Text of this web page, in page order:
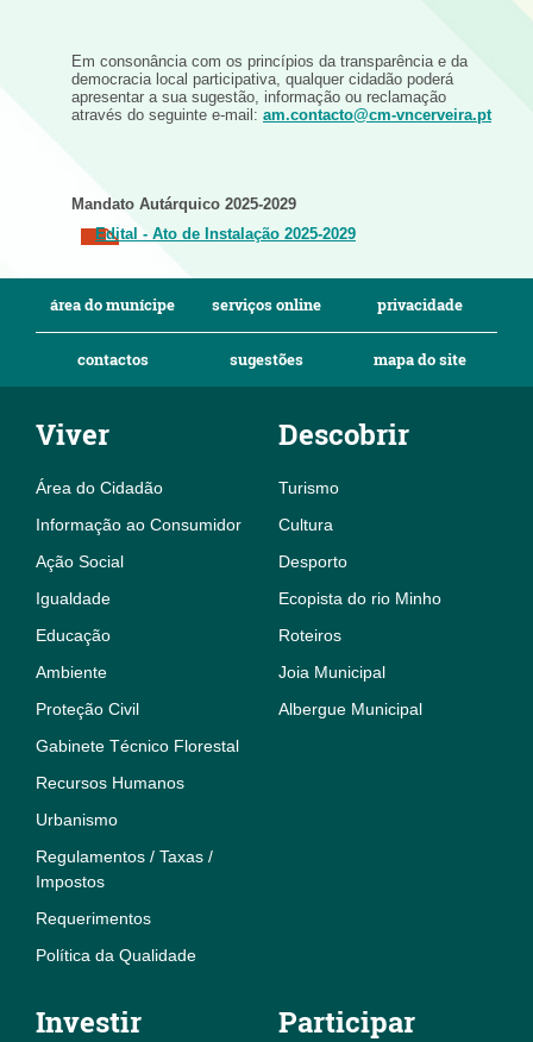
Em consonância com os princípios da transparência e da
democracia local participativa, qualquer cidadão poderá
apresentar a sua sugestão, informação ou reclamação
através do seguinte e-mail: am.contacto@cm-vncerveira.pt
Mandato Autárquico 2025-2029
Edital - Ato de Instalação 2025-2029
área do munícipe serviços online privacidade
contactos sugestões mapa do site
Viver
Área do Cidadão
Informação ao Consumidor
Ação Social
Igualdade
Educação
Ambiente
Proteção Civil
Gabinete Técnico Florestal
Recursos Humanos
Urbanismo
Regulamentos / Taxas /
Impostos
Requerimentos
Política da Qualidade
Descobrir
Turismo
Cultura
Desporto
Ecopista do rio Minho
Roteiros
Joia Municipal
Albergue Municipal
Investir Participar